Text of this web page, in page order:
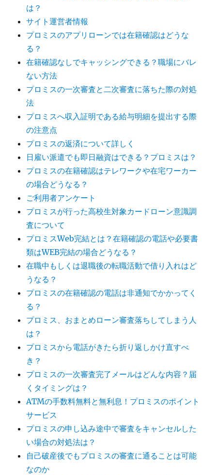
は？
サイト運営者情報
プロミスのアプリローンでは在籍確認はどうな
る？
在籍確認なしでキャッシングできる？職場にバレ
ない方法
プロミスの一次審査と二次審査に落ちた際の対処
法
プロミスへ収入証明である給与明細を提出する際
の注意点
プロミスの返済について詳しく
日雇い派遣でも即日融資はできる？プロミスは？
プロミスの在籍確認はテレワークや在宅ワーカー
の場合どうなる？
ご利用者アンケート
プロミスが行った高校生対象カードローン意識調
査について
プロミスWeb完結とは？在籍確認の電話や必要書
類はWEB完結の場合どうなる？
在職中もしくは退職後の転職活動で借り入れはど
うなる？
プロミスの在籍確認の電話は非通知でかかってく
る？
プロミス、おまとめローン審査落ちしてしまう人
は？
プロミスから電話がきたら折り返しかけ直すべ
き？
プロミスの一次審査完了メールはどんな内容？届
くタイミングは？
ATMの手数料無料と無利息！プロミスのポイント
サービス
プロミスの申し込み途中で審査をキャンセルした
い場合の対処法は？
自己破産後でもプロミスの審査に通ることは可能
なのか